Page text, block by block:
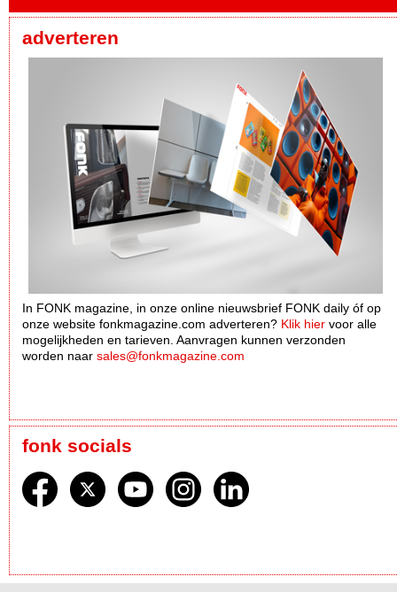
adverteren
In FONK magazine, in onze online nieuwsbrief FONK daily óf op
onze website fonkmagazine.com adverteren? Klik hier voor alle
mogelijkheden en tarieven. Aanvragen kunnen verzonden
worden naar sales@fonkmagazine.com
fonk socials